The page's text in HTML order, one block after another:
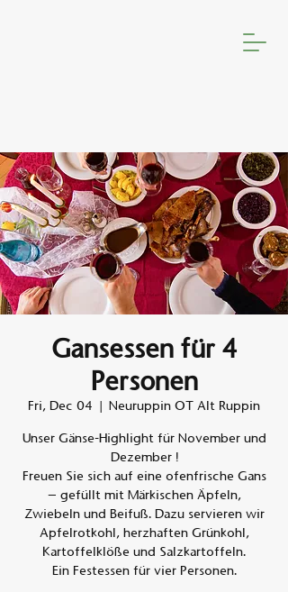
Gansessen für 4
Personen
Fri, Dec 04
  |
Neuruppin OT Alt Ruppin
Unser Gänse-Highlight für November und
Dezember !
Freuen Sie sich auf eine ofenfrische Gans
– gefüllt mit Märkischen Äpfeln,
Zwiebeln und Beifuß. Dazu servieren wir
Apfelrotkohl, herzhaften Grünkohl,
Kartoffelklöße und Salzkartoffeln.
Ein Festessen für vier Personen.